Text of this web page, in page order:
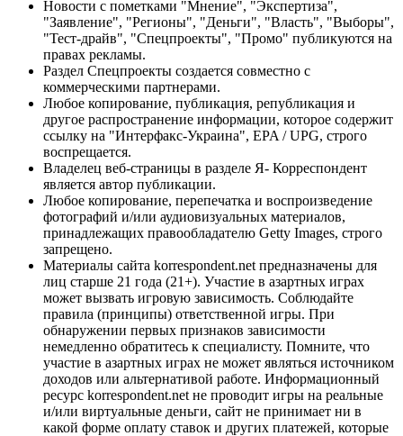
Новости с пометками "Мнение", "Экспертиза",
"Заявление", "Регионы", "Деньги", "Власть", "Выборы",
"Тест-драйв", "Спецпроекты", "Промо" публикуются на
правах рекламы.
Раздел Спецпроекты создается совместно с
коммерческими партнерами.
Любое копирование, публикация, републикация и
другое распространение информации, которое содержит
ссылку на "Интерфакс-Украина", EPA / UPG, строго
воспрещается.
Владелец веб-страницы в разделе Я- Корреспондент
является автор публикации.
Любое копирование, перепечатка и воспроизведение
фотографий и/или аудиовизуальных материалов,
принадлежащих правообладателю Getty Images, строго
запрещено.
Материалы сайта korrespondent.net предназначены для
лиц старше 21 года (21+). Участие в азартных играх
может вызвать игровую зависимость. Соблюдайте
правила (принципы) ответственной игры. При
обнаружении первых признаков зависимости
немедленно обратитесь к специалисту. Помните, что
участие в азартных играх не может являться источником
доходов или альтернативой работе. Информационный
ресурс korrespondent.net не проводит игры на реальные
и/или виртуальные деньги, сайт не принимает ни в
какой форме оплату ставок и других платежей, которые